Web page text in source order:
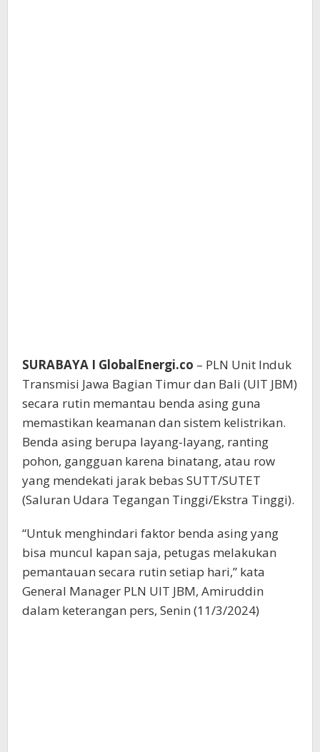
SURABAYA I GlobalEnergi.co – PLN Unit Induk
Transmisi Jawa Bagian Timur dan Bali (UIT JBM)
secara rutin memantau benda asing guna
memastikan keamanan dan sistem kelistrikan.
Benda asing berupa layang-layang, ranting
pohon, gangguan karena binatang, atau row
yang mendekati jarak bebas SUTT/SUTET
(Saluran Udara Tegangan Tinggi/Ekstra Tinggi).
“Untuk menghindari faktor benda asing yang
bisa muncul kapan saja, petugas melakukan
pemantauan secara rutin setiap hari,” kata
General Manager PLN UIT JBM, Amiruddin
dalam keterangan pers, Senin (11/3/2024)